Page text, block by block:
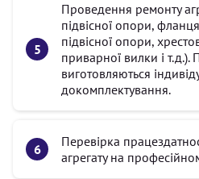
Проведення ремонту
підвісної опори,
підвісної опори,
приварної вилки і т.д.).
виготовляються
докомплектування.
Перевірка
агрегату на